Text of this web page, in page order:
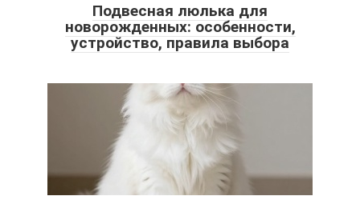
Подвесная люлька для
новорожденных: особенности,
устройство, правила выбора